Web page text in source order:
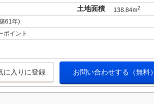
土地面積 138.84m2
61年)
ポイント
に入りに登録 お問い合わせする（無料）